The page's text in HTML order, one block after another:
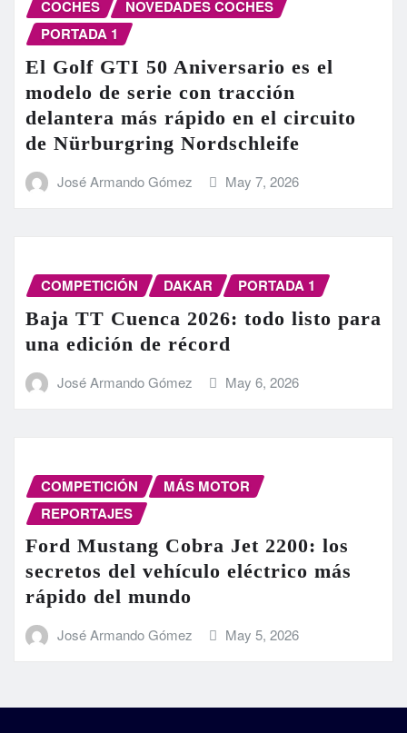
COCHES
NOVEDADES COCHES
PORTADA 1
El Golf GTI 50 Aniversario es el
modelo de serie con tracción
delantera más rápido en el circuito
de Nürburgring Nordschleife
José Armando Gómez May 7, 2026
COMPETICIÓN DAKAR PORTADA 1
Baja TT Cuenca 2026: todo listo para
una edición de récord
José Armando Gómez May 6, 2026
COMPETICIÓN
MÁS MOTOR
REPORTAJES
Ford Mustang Cobra Jet 2200: los
secretos del vehículo eléctrico más
rápido del mundo
José Armando Gómez May 5, 2026